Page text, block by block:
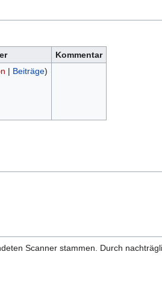
Kommentar
| Beiträge)
Scanner stammen. Durch